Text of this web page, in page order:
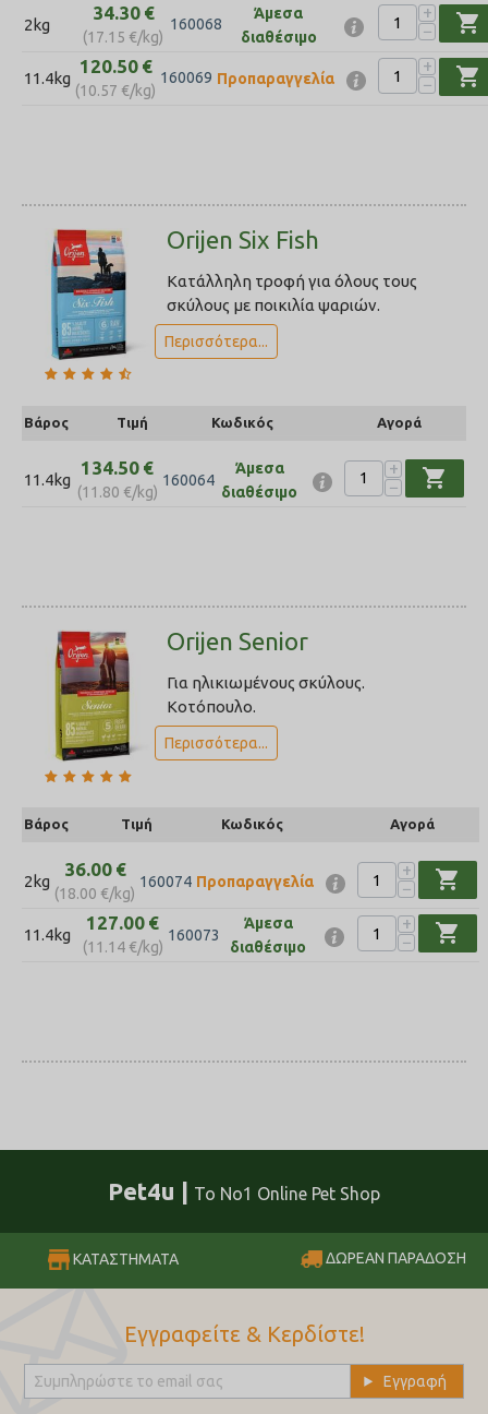
2kg
34.30 €
(17.15 €/kg)
160068
Άμεσα
διαθέσιμο
+
−
shopping_cart
11.4kg
120.50 €
(10.57 €/kg)
160069 Προπαραγγελία
+
−
shopping_cart
Orijen Six Fish
Κατάλληλη τροφή για όλους τους
σκύλους με ποικιλία ψαριών.
Περισσότερα...
Βάρος Τιμή Κωδικός Αγορά
11.4kg
134.50 €
(11.80 €/kg)
160064
Άμεσα
διαθέσιμο
+
−
shopping_cart
Orijen Senior
Για ηλικιωμένους σκύλους.
Κοτόπουλο.
Περισσότερα...
Βάρος Τιμή Κωδικός Αγορά
2kg
36.00 €
(18.00 €/kg)
160074 Προπαραγγελία
+
−
shopping_cart
11.4kg
127.00 €
(11.14€/kg)
160073
Άμεσα
διαθέσιμο
+
−
shopping_cart
Pet4u | Το No1 Online Pet Shop
ΚΑΤΑΣΤΗΜΑΤΑ ΔΩΡΕΑΝ ΠΑΡΑΔΟΣΗ
Εγγραφείτε & Κερδίστε!